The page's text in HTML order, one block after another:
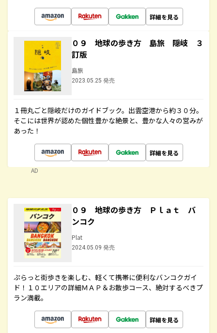
詳細を見る
０９ 地球の歩き方 島旅 隠岐 ３
訂版
島旅
2023.05.25 発売
１冊丸ごと隠岐だけのガイドブック。出雲空港から約３０分。
そこには世界が認めた個性豊かな絶景と、豊かな人々の営みが
あった！
詳細を見る
AD
０９ 地球の歩き方 Ｐｌａｔ バ
ンコク
Plat
2024.05.09 発売
ぷらっと街歩きを楽しむ、軽くて携帯に便利なバンコクガイ
ド！１０エリアの詳細ＭＡＰ＆お散歩コース、絶対するべきプ
ラン満載。
詳細を見る